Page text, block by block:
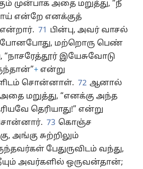
முன்பாக அதை மறுத்து, “நீ
என்றே எனக்குத்
71 பின்பு, அவர் வாசல்
போனபோது, மற்றொரு பெண்
இயேசுவோடு
+ என்று
சொன்னாள். 72 ஆனால்
அதை மறுத்து, “எனக்கு அந்த
தெரியாது!” என்று
73 கொஞ்ச
அங்கு சுற்றிலும்
பேதுருவிடம் வந்து,
அவர்களில் ஒருவன்தான்;